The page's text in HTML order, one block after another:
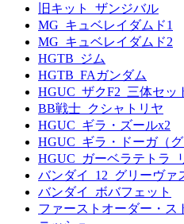
旧キット_ザンジバル
MG_キュベレイダムド1
MG_キュベレイダムド2
HGTB_ジム
HGTB_FAガンダム
HGUC_ザクF2_三体セッ
BB戦士_クシャトリヤ
HGUC_ギラ・ズールx2
HGUC_ギラ・ドーガ（グ
HGUC_ガーベラテトラ_
バンダイ_12_グリーヴァ
バンダイ_ボバフェット
ファーストオーダー・ス